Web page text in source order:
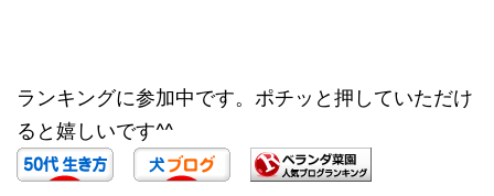
ランキングに参加中です。ポチッと押していただけ
ると嬉しいです^^